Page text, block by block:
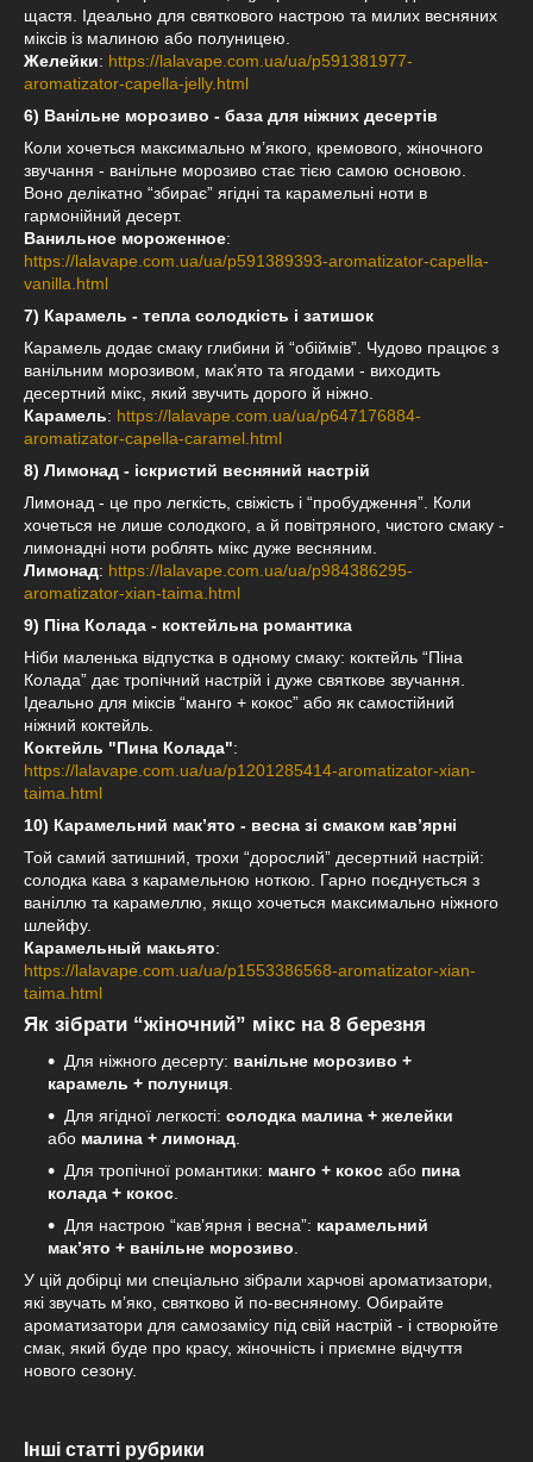
щастя. Ідеально для святкового настрою та милих весняних
міксів із малиною або полуницею.
Желейки: https://lalavape.com.ua/ua/p591381977-
aromatizator-capella-jelly.html
6) Ванільне морозиво - база для ніжних десертів
Коли хочеться максимально м’якого, кремового, жіночного
звучання - ванільне морозиво стає тією самою основою.
Воно делікатно “збирає” ягідні та карамельні ноти в
гармонійний десерт.
Ванильное мороженное:
https://lalavape.com.ua/ua/p591389393-aromatizator-capella-
vanilla.html
7) Карамель - тепла солодкість і затишок
Карамель додає смаку глибини й “обіймів”. Чудово працює з
ванільним морозивом, мак’ято та ягодами - виходить
десертний мікс, який звучить дорого й ніжно.
Карамель: https://lalavape.com.ua/ua/p647176884-
aromatizator-capella-caramel.html
8) Лимонад - іскристий весняний настрій
Лимонад - це про легкість, свіжість і “пробудження”. Коли
хочеться не лише солодкого, а й повітряного, чистого смаку -
лимонадні ноти роблять мікс дуже весняним.
Лимонад: https://lalavape.com.ua/ua/p984386295-
aromatizator-xian-taima.html
9) Піна Колада - коктейльна романтика
Ніби маленька відпустка в одному смаку: коктейль “Піна
Колада” дає тропічний настрій і дуже святкове звучання.
Ідеально для міксів “манго + кокос” або як самостійний
ніжний коктейль.
Коктейль "Пина Колада":
https://lalavape.com.ua/ua/p1201285414-aromatizator-xian-
taima.html
10) Карамельний мак’ято - весна зі смаком кав’ярні
Той самий затишний, трохи “дорослий” десертний настрій:
солодка кава з карамельною ноткою. Гарно поєднується з
ваніллю та карамеллю, якщо хочеться максимально ніжного
шлейфу.
Карамельный макьято:
https://lalavape.com.ua/ua/p1553386568-aromatizator-xian-
taima.html
Як зібрати “жіночний” мікс на 8 березня
Для ніжного десерту: ванільне морозиво +
карамель + полуниця
Для ягідної легкості: солодка малина + желейки
або малина + лимонад
Для тропічної романтики: манго + кокос або пина
колада + кокос
Для настрою “кав’ярня і весна”: карамельний
мак’ято + ванільне морозиво
У цій добірці ми спеціально зібрали харчові ароматизатори,
які звучать м’яко, святково й по-весняному. Обирайте
ароматизатори для самозамісу під свій настрій - і створюйте
смак, який буде про красу, жіночність і приємне відчуття
нового сезону.
Інші статті рубрики